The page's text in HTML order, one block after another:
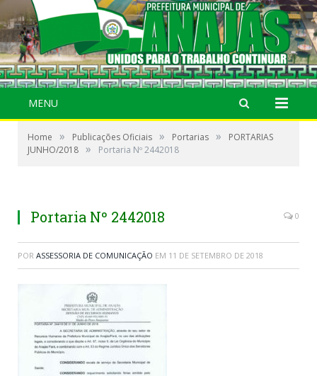
MENU
Home » Publicações Oficiais » Portarias »
PORTARIAS
JUNHO/2018 » Portaria Nº 2442018
Portaria Nº 2442018 0
POR ASSESSORIA DE COMUNICAÇÃO EM 11 DE SETEMBRO DE 2018